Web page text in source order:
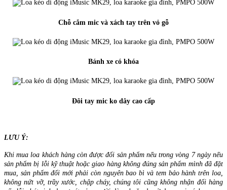
Chỗ cắm mic và xách tay trên vỏ gỗ
Bánh xe có khóa
Đôi tay mic ko dây cao cấp
LƯU Ý:
Khi mua loa khách hàng còn được đổi sản phẩm nếu trong vòng 7 ngày nếu
sản phẩm bị lỗi kỹ thuật hoặc giao hàng không đúng sản phẩm mình đã đặt
mua, sản phẩm đổi mới phải còn nguyên bao bì và tem bảo hành trên loa,
không nứt vỡ, trầy xước, chập cháy, chúng tôi cũng không nhận đổi hàng